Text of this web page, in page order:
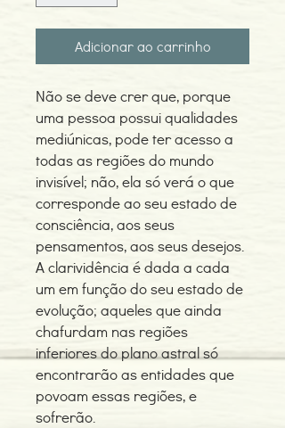
Adicionar ao carrinho
Não se deve crer que, porque
uma pessoa possui qualidades
mediúnicas, pode ter acesso a
todas as regiões do mundo
invisível; não, ela só verá o que
corresponde ao seu estado de
consciência, aos seus
pensamentos, aos seus desejos.
A clarividência é dada a cada
um em função do seu estado de
evolução; aqueles que ainda
chafurdam nas regiões
inferiores do plano astral só
encontrarão as entidades que
povoam essas regiões, e
sofrerão.